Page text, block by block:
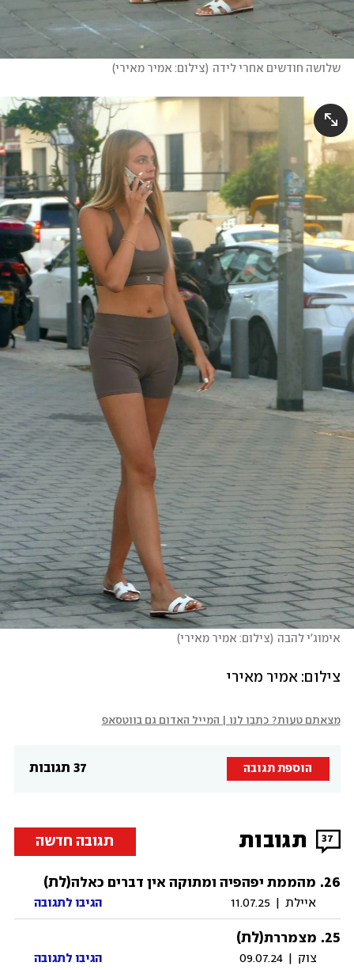
שלושה חודשים אחרי לידה (צילום: אמיר מאירי)
אימוג'י להבה (צילום: אמיר מאירי)
צילום: אמיר מאירי
מצאתם טעות? כתבו לנו | המייל האדום גם בווטסאפ
37 תגובות הוספת תגובה
37 תגובות תגובה חדשה
26
. מהממת יפהפיה ומתוקה אין דברים כאלה(לת)
איילת 11.07.25 הגיבו לתגובה
25
. מצמררת(לת)
צוק 09.07.24 הגיבו לתגובה